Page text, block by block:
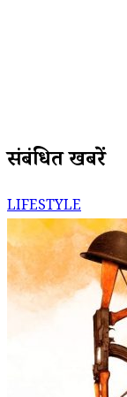
संबंधित खबरें
LIFESTYLE